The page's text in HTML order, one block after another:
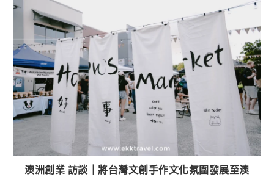
澳洲創業 訪談｜將台灣文創手作文化氛圍發展至澳